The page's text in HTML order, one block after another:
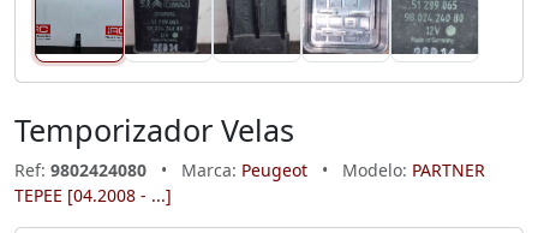
Temporizador Velas
Ref: 9802424080 • Marca: Peugeot • Modelo: PARTNER
TEPEE [04.2008 - ...]